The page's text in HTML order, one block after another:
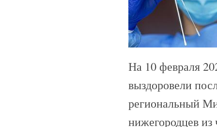
На 10 февраля
выздоровели
региональный
нижегородцев из